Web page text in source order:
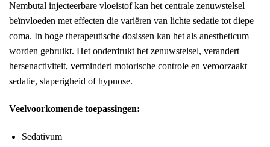
Nembutal injecteerbare vloeistof kan het centrale zenuwstelsel
beïnvloeden met effecten die variëren van lichte sedatie tot diepe
coma. In hoge therapeutische dosissen kan het als anestheticum
worden gebruikt. Het onderdrukt het zenuwstelsel, verandert
hersenactiviteit, vermindert motorische controle en veroorzaakt
sedatie, slaperigheid of hypnose.
Veelvoorkomende toepassingen:
Sedativum